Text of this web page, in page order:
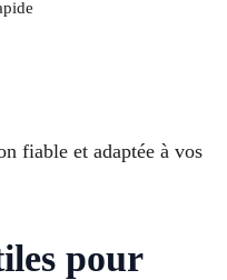
fiable et adaptée à vos
pour